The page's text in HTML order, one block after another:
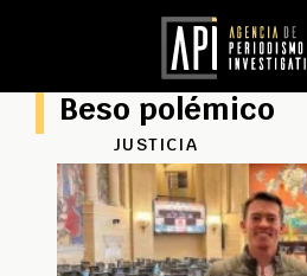
Beso polémico
JUSTICIA